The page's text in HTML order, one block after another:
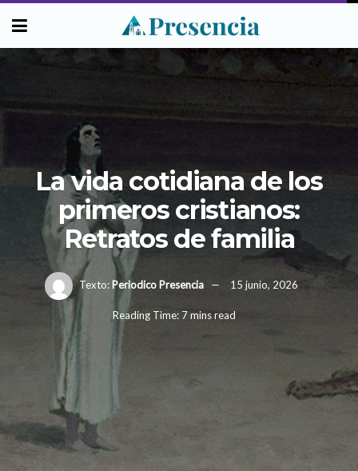
La vida cotidiana de los
primeros cristianos:
Retratos de familia
Texto: Periodico Presencia 15 junio, 2026
Reading Time: 7 mins read